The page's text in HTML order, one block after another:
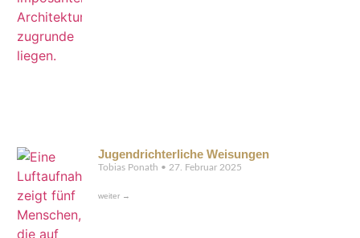
Jugendrichterliche Weisungen
Tobias Ponath 27. Februar 2025
weiter →